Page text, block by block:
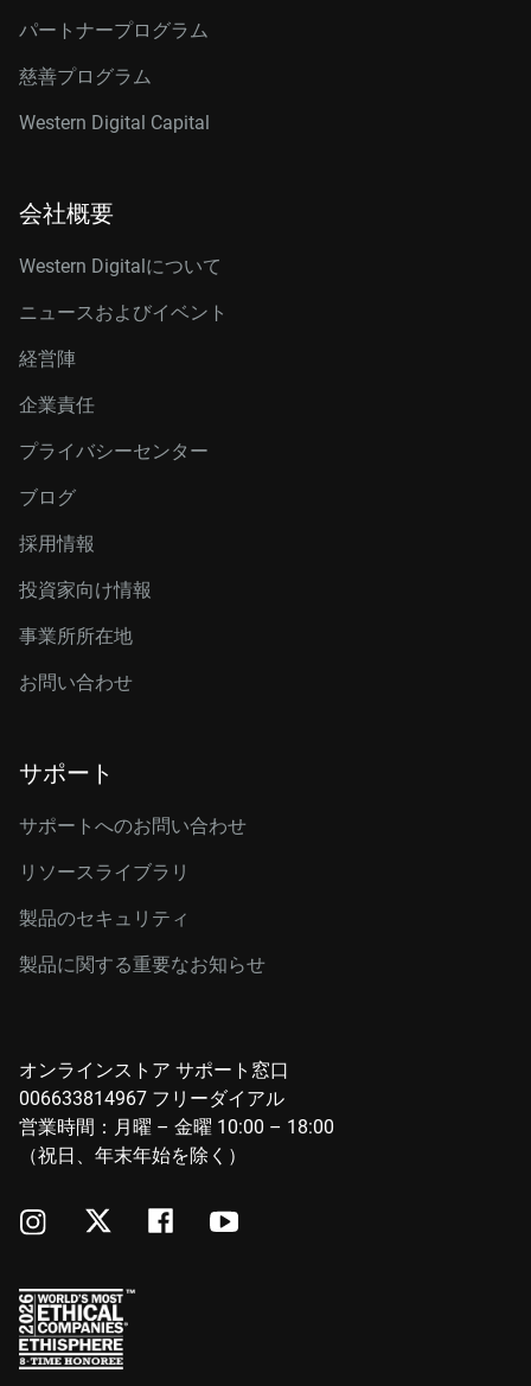
パートナープログラム
慈善プログラム
Western Digital Capital
会社概要
Western Digitalについて
ニュースおよびイベント
経営陣
企業責任
プライバシーセンター
ブログ
採用情報
投資家向け情報
事業所所在地
お問い合わせ
サポート
サポートへのお問い合わせ
リソースライブラリ
製品のセキュリティ
製品に関する重要なお知らせ
オンラインストア サポート窓口
006633814967 フリーダイアル
営業時間：月曜 – 金曜 10:00 – 18:00
（祝日、年末年始を除く）